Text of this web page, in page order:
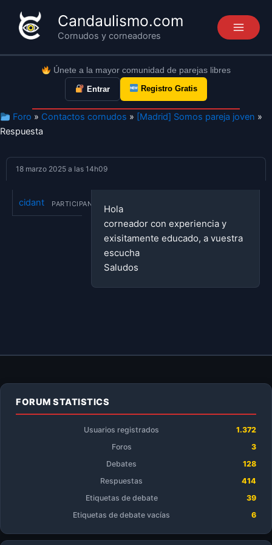
contenido
Candaulismo.com
Cornudos y corneadores
Únete a la mayor comunidad de parejas libres
Entrar Registro Gratis
Foro » Contactos cornudos » [Madrid] Somos pareja joven »
Respuesta
18 marzo 2025 a las 14h09
cidant PARTICIPANTE
Hola
corneador con experiencia y
exisitamente educado, a vuestra
escucha
Saludos
FORUM STATISTICS
Usuarios registrados
1.372
Foros
3
Debates
128
Respuestas
414
Etiquetas de debate
39
Etiquetas de debate vacías
6